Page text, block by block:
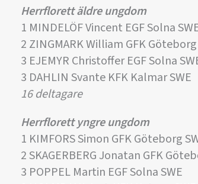
Herrflorett äldre ungdom
1 MINDELÖF Vincent EGF Solna
2 ZINGMARK William GFK Göteborg
3 EJEMYR Christoffer EGF Solna
3 DAHLIN Svante KFK Kalmar SWE
16 deltagare
Herrflorett yngre ungdom
1 KIMFORS Simon GFK Göteborg
2 SKAGERBERG Jonatan GFK
3 POPPEL Martin EGF Solna SWE